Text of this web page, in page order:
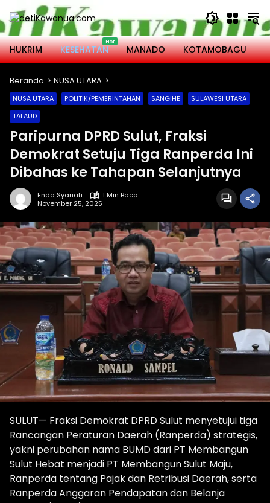
Langsung
ke
konten
HUKRIM
KESEHATAN MANADO KOTAMOBAGU
Beranda NUSA UTARA
NUSA UTARA POLITIK/PEMERINTAHAN SANGIHE
SULAWESI UTARA
TALAUD
Paripurna DPRD Sulut, Fraksi
Demokrat Setuju Tiga Ranperda Ini
Dibahas ke Tahapan Selanjutnya
Enda Syariati
1 Min Baca
November 25, 2025
SULUT— Fraksi Demokrat DPRD Sulut menyetujui tiga
Rancangan Peraturan Daerah (Ranperda) strategis,
yakni perubahan nama BUMD dari PT Membangun
Sulut Hebat menjadi PT Membangun Sulut Maju,
Ranperda tentang Pajak dan Retribusi Daerah, serta
Ranperda Anggaran Pendapatan dan Belanja